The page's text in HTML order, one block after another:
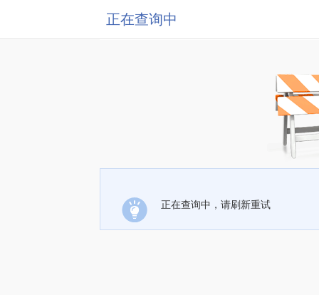
正在查询中
正在查询中，请刷新重试